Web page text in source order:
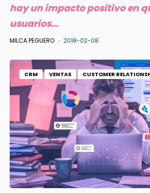
hay un impacto positivo en
usuarios...
MILCA PEGUERO 2018-02-08
CRM VENTAS CUSTOMER